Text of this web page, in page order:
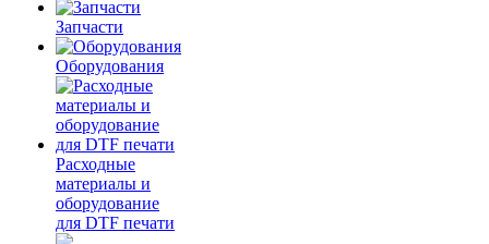
Запчасти
Оборудования
Расходные
материалы и
оборудование
для DTF печати